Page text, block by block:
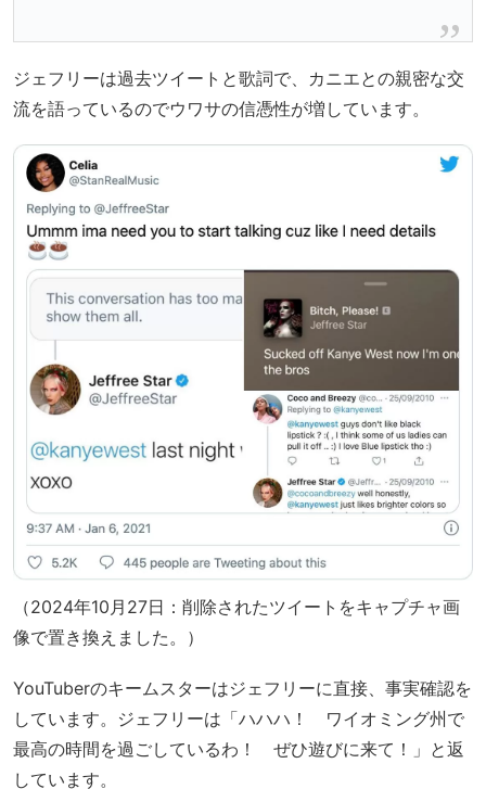
ジェフリーは過去ツイートと歌詞で、カニエとの親密な交
流を語っているのでウワサの信憑性が増しています。
（2024年10月27日：削除されたツイートをキャプチャ画
像で置き換えました。）
YouTuberのキームスターはジェフリーに直接、事実確認を
しています。ジェフリーは「ハハハ！ ワイオミング州で
最高の時間を過ごしているわ！ ぜひ遊びに来て！」と返
しています。